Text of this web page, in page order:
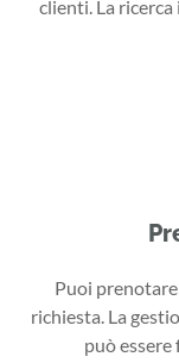
clienti. La
Puoi
richiesta. La
può